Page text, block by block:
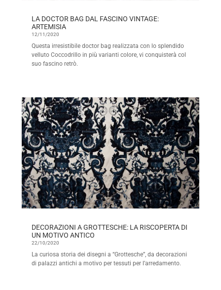
LA DOCTOR BAG DAL FASCINO VINTAGE:
ARTEMISIA
12/11/2020
Questa irresistibile doctor bag realizzata con lo splendido
velluto Coccodrillo in più varianti colore, vi conquisterà col
suo fascino retrò.
DECORAZIONI A GROTTESCHE: LA RISCOPERTA DI
UN MOTIVO ANTICO
22/10/2020
La curiosa storia dei disegni a “Grottesche”, da decorazioni
di palazzi antichi a motivo per tessuti per l’arredamento.